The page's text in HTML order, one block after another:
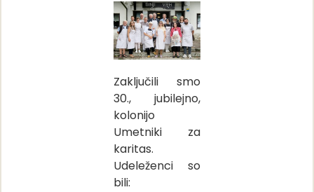
Zaključili smo
30., jubilejno,
kolonijo
Umetniki za
karitas.
Udeleženci so
bili: